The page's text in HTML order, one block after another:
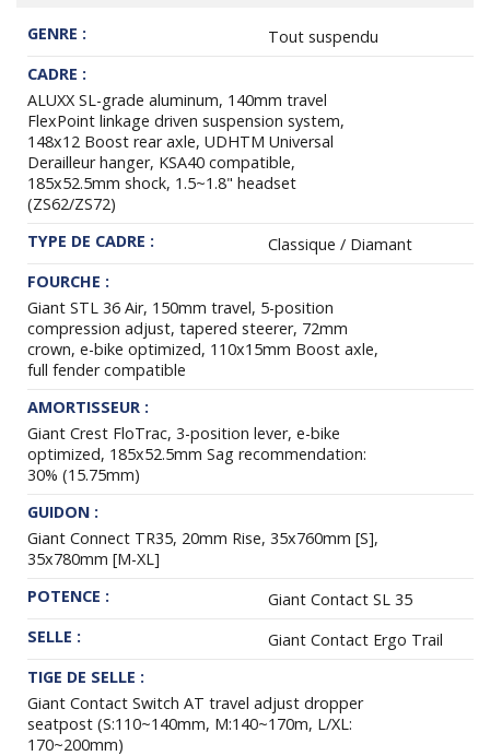
GENRE :
Tout suspendu
CADRE :
ALUXX SL-grade aluminum, 140mm travel
FlexPoint linkage driven suspension system,
148x12 Boost rear axle, UDHTM Universal
Derailleur hanger, KSA40 compatible,
185x52.5mm shock, 1.5~1.8" headset
(ZS62/ZS72)
TYPE DE CADRE :
Classique / Diamant
FOURCHE :
Giant STL 36 Air, 150mm travel, 5-position
compression adjust, tapered steerer, 72mm
crown, e-bike optimized, 110x15mm Boost axle,
full fender compatible
AMORTISSEUR :
Giant Crest FloTrac, 3-position lever, e-bike
optimized, 185x52.5mm Sag recommendation:
30% (15.75mm)
GUIDON :
Giant Connect TR35, 20mm Rise, 35x760mm [S],
35x780mm [M-XL]
POTENCE :
Giant Contact SL 35
SELLE :
Giant Contact Ergo Trail
TIGE DE SELLE :
Giant Contact Switch AT travel adjust dropper
seatpost (S:110~140mm, M:140~170m, L/XL:
170~200mm)